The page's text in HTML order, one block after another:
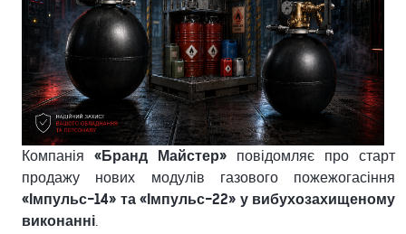
Компанія «Бранд Майстер» повідомляє про старт
продажу нових модулів газового пожежогасіння
«Імпульс-14» та «Імпульс-22» у вибухозахищеному
виконанні.